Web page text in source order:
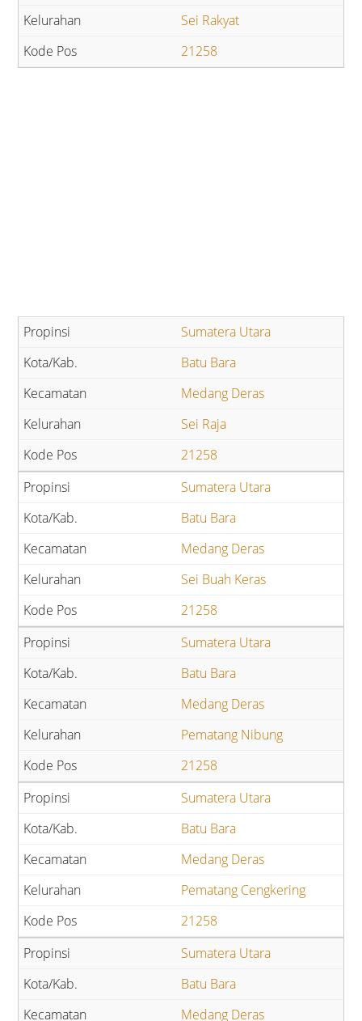
Sei Rakyat
21258
Sumatera Utara
Batu Bara
Medang Deras
Sei Raja
21258
Sumatera Utara
Batu Bara
Medang Deras
Sei Buah Keras
21258
Sumatera Utara
Batu Bara
Medang Deras
Pematang Nibung
21258
Sumatera Utara
Batu Bara
Medang Deras
Pematang Cengkering
21258
Sumatera Utara
Batu Bara
Medang Deras